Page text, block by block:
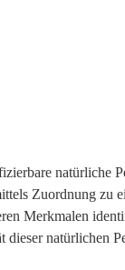
natürliche
Zuordnung
Merkmalen
natürlichen